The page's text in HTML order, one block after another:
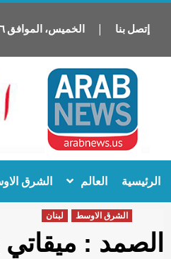
إتصل بنا | الخميس، الموافق
content
الرئيسية العالم الشرق
الشرق الاوسط لبنان
الصمد :